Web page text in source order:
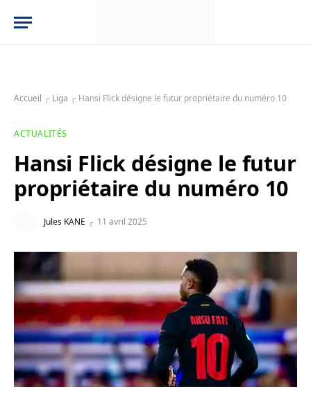
Accueil ┌ Liga ┌ Hansi Flick désigne le futur propriétaire du numéro 10
ACTUALITÉS
Hansi Flick désigne le futur
propriétaire du numéro 10
Jules KANE 11 avril 2025